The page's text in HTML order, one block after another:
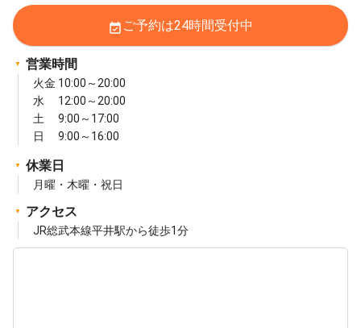
event_available ご予約は24時間受付中
営業時間
火金 10:00～20:00
水 12:00～20:00
土 9:00～17:00
日 9:00～16:00
休業日
月曜・木曜・祝日
アクセス
JR総武本線平井駅から徒歩1分